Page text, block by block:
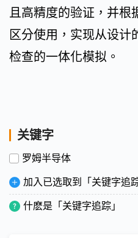
且高精度的验证，并根
区分使用，实现从设计
检查的一体化模拟。
关键字
罗姆半导体
加入已选取到「关键字追踪
什麽是「关键字追踪」